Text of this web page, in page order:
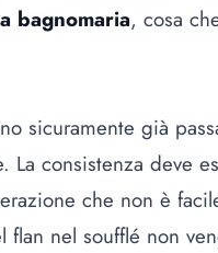
bagnomaria, cosa
sicuramente già
La consistenza deve
che non è
nel soufflé non